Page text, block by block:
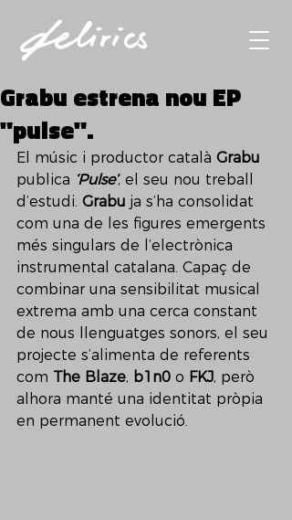
Grabu estrena nou EP
"pulse".
El músic i productor català Grabu
publica ‘Pulse’, el seu nou treball
d’estudi. Grabu ja s’ha consolidat
com una de les figures emergents
més singulars de l’electrònica
instrumental catalana. Capaç de
combinar una sensibilitat musical
extrema amb una cerca constant
de nous llenguatges sonors, el seu
projecte s’alimenta de referents
com The Blaze, b1n0 o FKJ, però
alhora manté una identitat pròpia
en permanent evolució.